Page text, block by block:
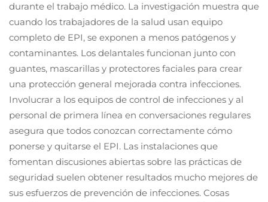
durante el trabajo médico. La investigación muestra que
cuando los trabajadores de la salud usan equipo
completo de EPI, se exponen a menos patógenos y
contaminantes. Los delantales funcionan junto con
guantes, mascarillas y protectores faciales para crear
una protección general mejorada contra infecciones.
Involucrar a los equipos de control de infecciones y al
personal de primera línea en conversaciones regulares
asegura que todos conozcan correctamente cómo
ponerse y quitarse el EPI. Las instalaciones que
fomentan discusiones abiertas sobre las prácticas de
seguridad suelen obtener resultados mucho mejores de
sus esfuerzos de prevención de infecciones. Cosas